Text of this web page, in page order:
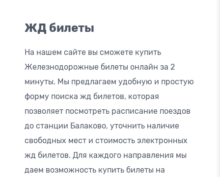
ЖД билеты
На нашем сайте вы сможете купить
Железнодорожные билеты онлайн за 2
минуты. Мы предлагаем удобную и простую
форму поиска жд билетов, которая
позволяет посмотреть расписание поездов
до станции Балаково, уточнить наличие
свободных мест и стоимость электронных
жд билетов. Для каждого направления мы
даем возможность купить билеты на